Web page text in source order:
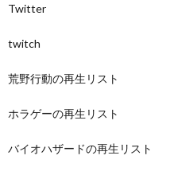
Twitter
twitch
荒野行動の再生リスト
ホラゲーの再生リスト
バイオハザードの再生リスト